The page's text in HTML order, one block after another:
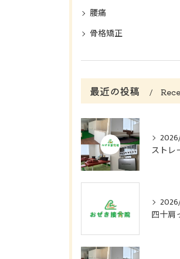
腰痛
骨格矯正
最近の投稿